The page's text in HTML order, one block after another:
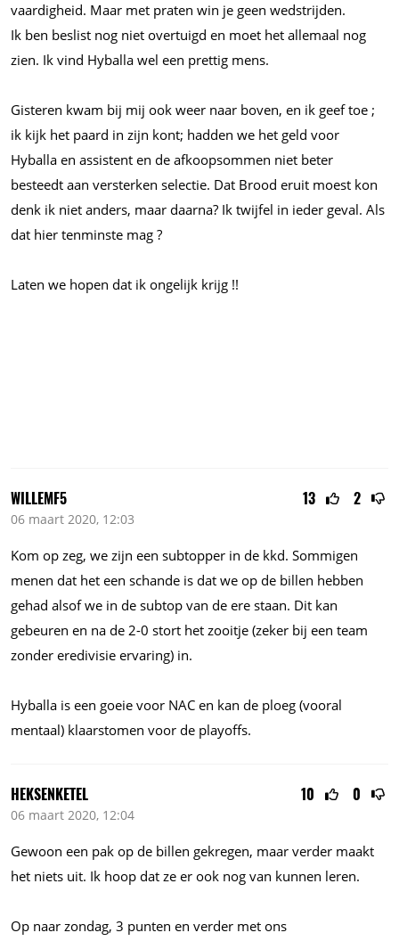
vaardigheid. Maar met praten win je geen wedstrijden.
Ik ben beslist nog niet overtuigd en moet het allemaal nog
zien. Ik vind Hyballa wel een prettig mens.
Gisteren kwam bij mij ook weer naar boven, en ik geef toe ;
ik kijk het paard in zijn kont; hadden we het geld voor
Hyballa en assistent en de afkoopsommen niet beter
besteedt aan versterken selectie. Dat Brood eruit moest kon
denk ik niet anders, maar daarna? Ik twijfel in ieder geval. Als
dat hier tenminste mag ?
Laten we hopen dat ik ongelijk krijg !!
13 2
WILLEMF5
06 maart 2020, 12:03
Kom op zeg, we zijn een subtopper in de kkd. Sommigen
menen dat het een schande is dat we op de billen hebben
gehad alsof we in de subtop van de ere staan. Dit kan
gebeuren en na de 2-0 stort het zooitje (zeker bij een team
zonder eredivisie ervaring) in.
Hyballa is een goeie voor NAC en kan de ploeg (vooral
mentaal) klaarstomen voor de playoffs.
10 0
HEKSENKETEL
06 maart 2020, 12:04
Gewoon een pak op de billen gekregen, maar verder maakt
het niets uit. Ik hoop dat ze er ook nog van kunnen leren.
Op naar zondag, 3 punten en verder met ons